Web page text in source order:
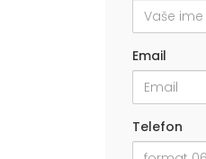
Email
Telefon